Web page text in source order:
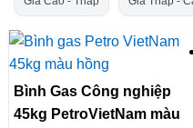
Bình Gas Công nghiệp
45kg PetroVietNam màu